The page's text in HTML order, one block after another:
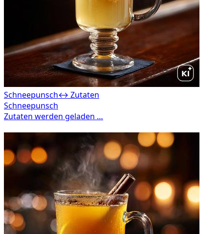
Schneepunsch↔ Zutaten